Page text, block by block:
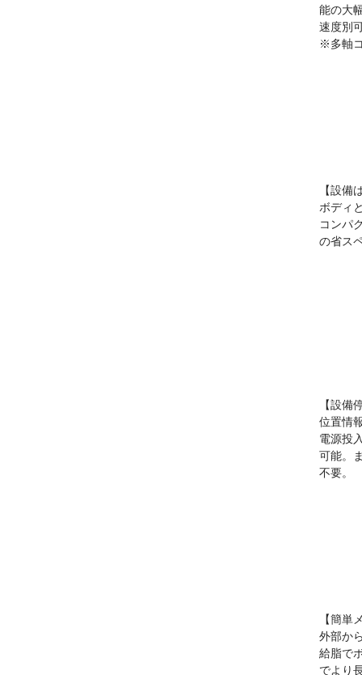
能の大
速度別
※多軸
【設備
ボディ
コンパ
の省ス
【設備
位置情
電源投
可能。
不要。
【簡単
外部か
給脂で
でより